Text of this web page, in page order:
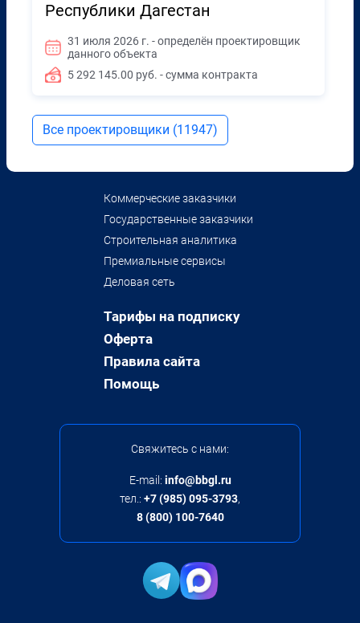
Республики Дагестан
31 июля 2026 г. - определён проектировщик
данного объекта
5 292 145.00 руб. - сумма контракта
Все проектировщики (11947)
Коммерческие заказчики
Государственные заказчики
Строительная аналитика
Премиальные сервисы
Деловая сеть
Тарифы на подписку
Оферта
Правила сайта
Помощь
Свяжитесь с нами:
E-mail: info@bbgl.ru
тел.: +7 (985) 095-3793,
8 (800) 100-7640